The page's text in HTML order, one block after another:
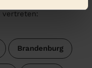
vertreten:
Brandenburg